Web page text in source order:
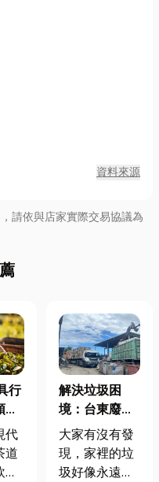
資料來源
請依與店家實際交易協議為
行
帶
生
親
代
道
解決垃圾困
境：台東廢棄
物清運怎麼做
才有效？
大家有沒有發
現，家裡的垃
圾好像永遠清